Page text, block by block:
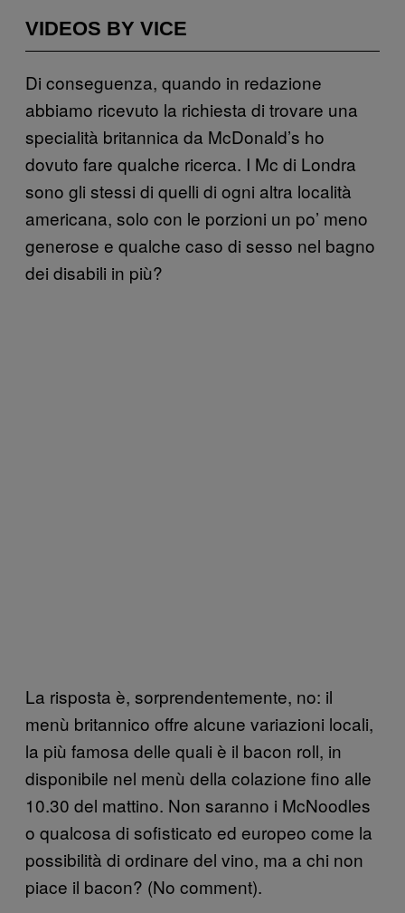
VIDEOS BY VICE
Di conseguenza, quando in redazione
abbiamo ricevuto la richiesta di trovare una
specialità britannica da McDonald’s ho
dovuto fare qualche ricerca. I Mc di Londra
sono gli stessi di quelli di ogni altra località
americana, solo con le porzioni un po’ meno
generose e qualche caso di sesso nel bagno
dei disabili in più?
La risposta è, sorprendentemente, no: il
menù britannico offre alcune variazioni locali,
la più famosa delle quali è il bacon roll, in
disponibile nel menù della colazione fino alle
10.30 del mattino. Non saranno i McNoodles
o qualcosa di sofisticato ed europeo come la
possibilità di ordinare del vino, ma a chi non
piace il bacon? (No comment).